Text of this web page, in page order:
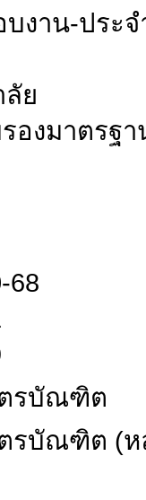
บงาน-ประ
ย
องมาตรฐ
68
รบัณฑิต
รบัณฑิต (ห